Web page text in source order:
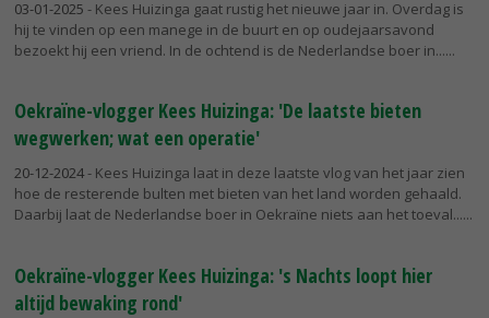
03-01-2025 - Kees Huizinga gaat rustig het nieuwe jaar in. Overdag is
hij te vinden op een manege in de buurt en op oudejaarsavond
bezoekt hij een vriend. In de ochtend is de Nederlandse boer in...
Oekraïne-vlogger Kees Huizinga: 'De laatste bieten
wegwerken; wat een operatie'
20-12-2024- Kees Huizinga laat in deze laatste vlog van het jaar zien
hoe de resterende bulten met bieten van het land worden gehaald.
Daarbij laat de Nederlandse boer in Oekraïne niets aan het toeval...
Oekraïne-vlogger Kees Huizinga: 's Nachts loopt hier
altijd bewaking rond'